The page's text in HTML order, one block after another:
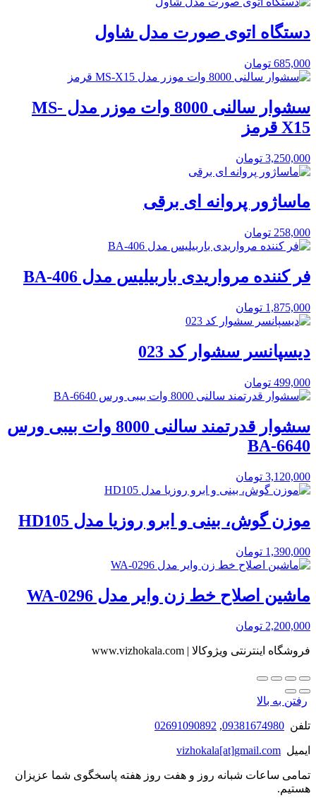
دستگاه اتوی صورت مدل شاول
685,000 تومان
سشوار سالنی 8000 وات موزر مدل MS-
X15 قرمز
3,250,000 تومان
ماساژور پروانه ای برقی
258,000 تومان
فر کننده مرواریدی باربیلیس مدل BA-406
1,875,000 تومان
دیسپانسر سشوار کد 023
499,000 تومان
سشوار قدرتمند سالنی 8000 وات بیبی ورس
BA-6640
3,120,000 تومان
موزن گوش، بینی و ابرو روزیا مدل HD105
1,390,000 تومان
ماشین اصلاح خط زن وایر مدل WA-0296
2,200,000 تومان
فروشگاه اینترنتی ویژوکالا | www.vizhokala.com
رفتن به بالا
تلفن 09381674980
,
02691090892
ایمیل vizhokala[at]gmail.com
تمامی ساعات شبانه روز و هفت روز هفته پاسخگوی شما عزیزان
هستیم.